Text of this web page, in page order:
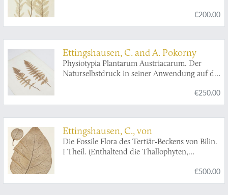
Kaiserstaates, mit besonderer Berücksichtigung
der Nervation in den Flächenorganen der
€200.00
Ettingshausen, C. and A. Pokorny
Physiotypia Plantarum Austriacarum. Der
Naturselbstdruck in seiner Anwendung auf die
Kaiserstaates, mit besonderer Berücksichtigung
der Nervation in den Flächenorganen der
€250.00
Ettingshausen, C., von
Die Fossile Flora des Tertiär-Beckens von Bilin.
I Theil. (Enthaltend die Thallophyten,
Monokotyledonen, Coniferen, Julifloren und
Oleraceen).
€500.00